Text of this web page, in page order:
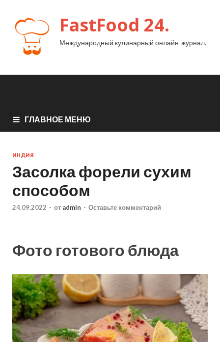
FastFood 24.
Международный кулинарный онлайн-журнал.
ГЛАВНОЕ МЕНЮ
ИНДИЯ
Засолка форели сухим
способом
24.09.2022 - от admin - Оставьте комментарий
Фото готового блюда